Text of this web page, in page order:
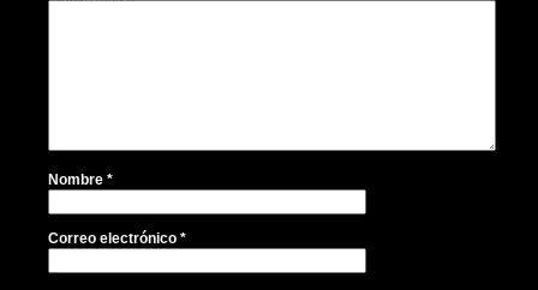
Nombre *
Correo electrónico *